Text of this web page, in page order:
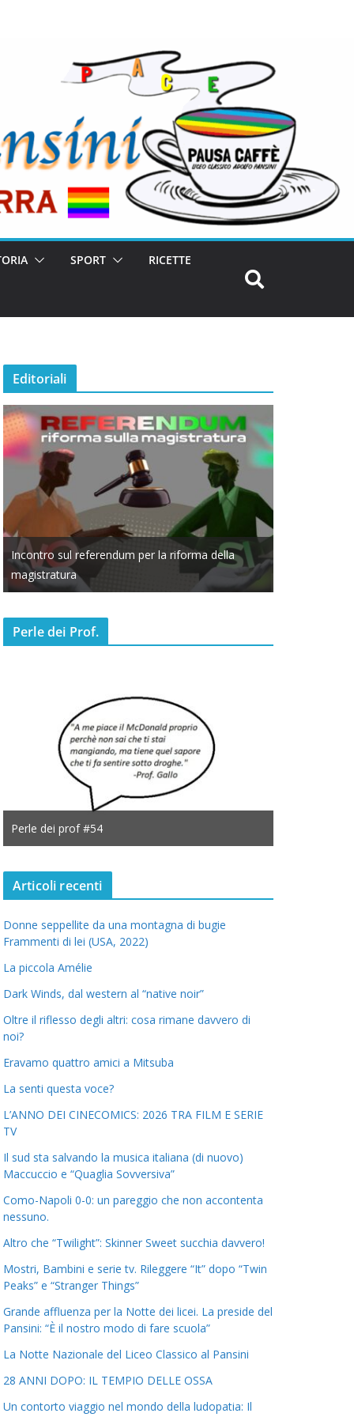
SPORT RICETTE
Editoriali
Incontro sul referendum per la riforma della
magistratura
Perle dei Prof.
Perle dei prof #54
Articoli recenti
Donne seppellite da una montagna di bugie
Frammenti di lei (USA, 2022)
La piccola Amélie
Dark Winds, dal western al “native noir”
Oltre il riflesso degli altri: cosa rimane davvero di
noi?
Eravamo quattro amici a Mitsuba
La senti questa voce?
L’ANNO DEI CINECOMICS: 2026 TRA FILM E SERIE
TV
Il sud sta salvando la musica italiana (di nuovo)
Maccuccio e “Quaglia Sovversiva”
Como-Napoli 0-0: un pareggio che non accontenta
nessuno.
Altro che “Twilight”: Skinner Sweet succhia davvero!
Mostri, Bambini e serie tv. Rileggere “It” dopo “Twin
Peaks” e “Stranger Things”
Grande affluenza per la Notte dei licei. La preside del
Pansini: “È il nostro modo di fare scuola”
La Notte Nazionale del Liceo Classico al Pansini
28 ANNI DOPO: IL TEMPIO DELLE OSSA
Un contorto viaggio nel mondo della ludopatia: Il